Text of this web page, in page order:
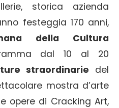
storica azienda
festeggia 170 anni,
della Cultura
dal 10 al 20
straordinarie del
mostra d’arte
opere di Cracking Art,